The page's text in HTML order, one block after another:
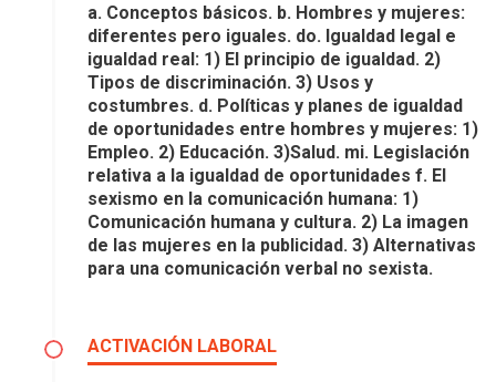
a. Conceptos básicos. b. Hombres y mujeres:
diferentes pero iguales. do. Igualdad legal e
igualdad real: 1) El principio de igualdad. 2)
Tipos de discriminación. 3) Usos y
costumbres. d. Políticas y planes de igualdad
de oportunidades entre hombres y mujeres: 1)
Empleo. 2) Educación. 3)Salud. mi. Legislación
relativa a la igualdad de oportunidades f. El
sexismo en la comunicación humana: 1)
Comunicación humana y cultura. 2) La imagen
de las mujeres en la publicidad. 3) Alternativas
para una comunicación verbal no sexista.
ACTIVACIÓN LABORAL